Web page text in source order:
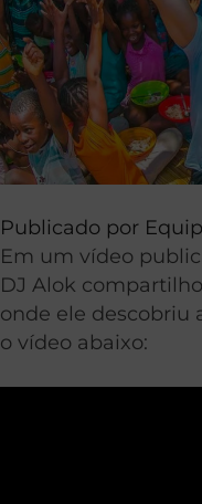
Publicado por
Em um vídeo
DJ Alok
onde ele descobriu
o vídeo abaixo: